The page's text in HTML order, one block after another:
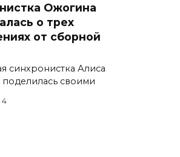
Ожогина
о трех
от сборной
синхронистка Алиса
своими
4